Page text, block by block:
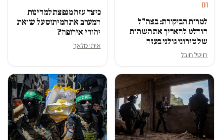
חם
למרות הביקורת: בצה"ל
הוחלט להאריך את השהות
של טירוני גולני בעזה
רויטל חובל
כיצד עזה מנפצת למדינות
המערב את המיתוס על שואת
יהודי אירופה?
איתי מלאך